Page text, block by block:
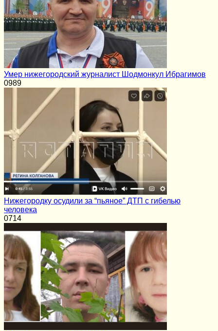
Умер нижегородский журналист Шодмонкул Ибрагимов
0989
Нижегородку осудили за “пьяное” ДТП с гибелью
человека
0714